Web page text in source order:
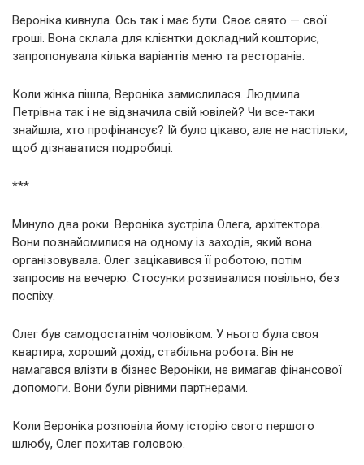
Вероніка кивнула. Ось так і має бути. Своє свято — свої
гроші. Вона склала для клієнтки докладний кошторис,
запропонувала кілька варіантів меню та ресторанів.
Коли жінка пішла, Вероніка замислилася. Людмила
Петрівна так і не відзначила свій ювілей? Чи все-таки
знайшла, хто профінансує? Їй було цікаво, але не настільки,
щоб дізнаватися подробиці.
***
Минуло два роки. Вероніка зустріла Олега, архітектора.
Вони познайомилися на одному із заходів, який вона
організовувала. Олег зацікавився її роботою, потім
запросив на вечерю. Стосунки розвивалися повільно, без
поспіху.
Олег був самодостатнім чоловіком. У нього була своя
квартира, хороший дохід, стабільна робота. Він не
намагався влізти в бізнес Вероніки, не вимагав фінансової
допомоги. Вони були рівними партнерами.
Коли Вероніка розповіла йому історію свого першого
шлюбу, Олег похитав головою.